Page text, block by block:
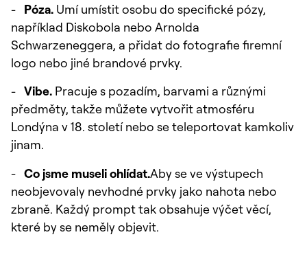
- Póza.Umí umístit osobu do specifické pózy,
například Diskobola nebo Arnolda
Schwarzeneggera, a přidat do fotografie firemní
logo nebo jiné brandové prvky.
- Vibe.Pracuje s pozadím, barvami a různými
předměty, takže můžete vytvořit atmosféru
Londýna v 18. století nebo se teleportovat kamkoliv
jinam.
- Co jsme museli ohlídat.Aby se ve výstupech
neobjevovaly nevhodné prvky jako nahota nebo
zbraně. Každý prompt tak obsahuje výčet věcí,
které by se neměly objevit.